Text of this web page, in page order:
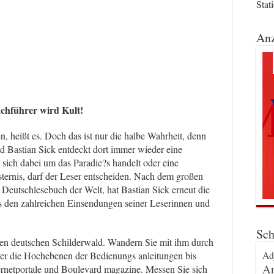
wird Kult!
heißt es. Doch das ist nur die halbe Wahrheit, denn
Bastian Sick entdeckt dort immer wieder eine
dabei um das Paradie?s handelt oder eine
darf der Leser entscheiden. Nach dem großen
der Welt, hat Bastian Sick erneut die
zahlreichen Einsendungen seiner Leserinnen und
deutschen Schilderwald. Wandern Sie mit ihm durch
die Hochebenen der Bedienungs anleitungen bis
und Boulevard magazine. Messen Sie sich